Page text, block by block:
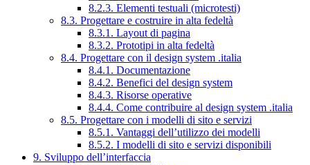
8.2.3. Elementi testuali (microtesti)
8.3. Progettare e costruire in alta fedeltà
8.3.1. Layout di pagina
8.3.2. Prototipi in alta fedeltà
8.4. Progettare con il design system .italia
8.4.1. Documentazione
8.4.2. Benefici del design system
8.4.3. Risorse operative
8.4.4. Come contribuire al design system .italia
8.5. Progettare con i modelli di sito e servizi
8.5.1. Vantaggi dell’utilizzo dei modelli
8.5.2. I modelli di sito e servizi disponibili
9. Sviluppo dell’interfaccia